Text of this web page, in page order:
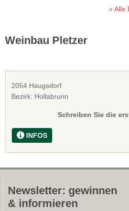
» Alle
Weinbau Pletzer
2054 Haugsdorf
Bezirk: Hollabrunn
Schreiben Sie die
INFOS
Newsletter: gewinnen
& informieren